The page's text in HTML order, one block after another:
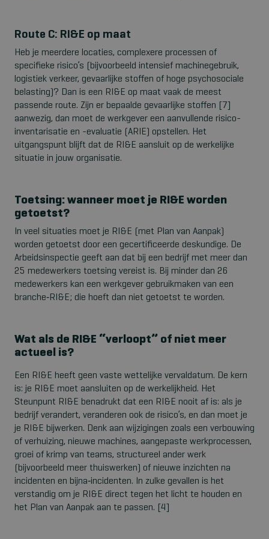
Route C: RI&E op maat
Heb je meerdere locaties, complexere processen of
specifieke risico’s (bijvoorbeeld intensief machinegebruik,
logistiek verkeer, gevaarlijke stoffen of hoge psychosociale
belasting)? Dan is een RI&E op maat vaak de meest
passende route. Zijn er bepaalde gevaarlijke stoffen [7]
aanwezig, dan moet de werkgever een aanvullende risico-
inventarisatie en -evaluatie (ARIE) opstellen. Het
uitgangspunt blijft dat de RI&E aansluit op de werkelijke
situatie in jouw organisatie.
Toetsing: wanneer moet je RI&E worden
getoetst?
In veel situaties moet je RI&E (met Plan van Aanpak)
worden getoetst door een gecertificeerde deskundige. De
Arbeidsinspectie geeft aan dat bij een bedrijf met meer dan
25 medewerkers toetsing vereist is. Bij minder dan 26
medewerkers kan een werkgever gebruikmaken van een
branche‑RI&E; die hoeft dan niet getoetst te worden.
Wat als de RI&E “verloopt” of niet meer
actueel is?
Een RI&E heeft geen vaste wettelijke vervaldatum. De kern
is: je RI&E moet aansluiten op de werkelijkheid. Het
Steunpunt RI&E benadrukt dat een RI&E nooit af is: als je
bedrijf verandert, veranderen ook de risico’s, en dan moet je
je RI&E bijwerken. Denk aan wijzigingen zoals een verbouwing
of verhuizing, nieuwe machines, aangepaste werkprocessen,
groei of krimp van teams, structureel ander werk
(bijvoorbeeld meer thuiswerken) of nieuwe inzichten na
incidenten en bijna‑incidenten. In zulke gevallen is het
verstandig om je RI&E direct tegen het licht te houden en
het Plan van Aanpak aan te passen. [4]